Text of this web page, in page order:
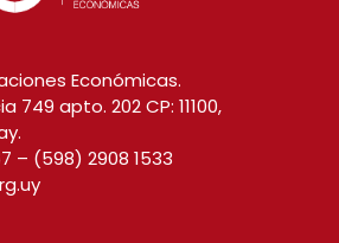
Económicas.
749 apto. 202 CP: 11100,
– (598) 2908 1533